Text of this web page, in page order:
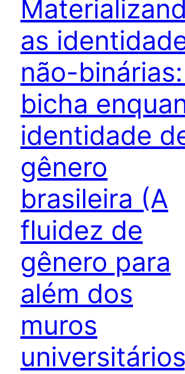
as
não-
bicha
identidade
gênero
brasileira (A
fluidez de
gênero para
além dos
muros